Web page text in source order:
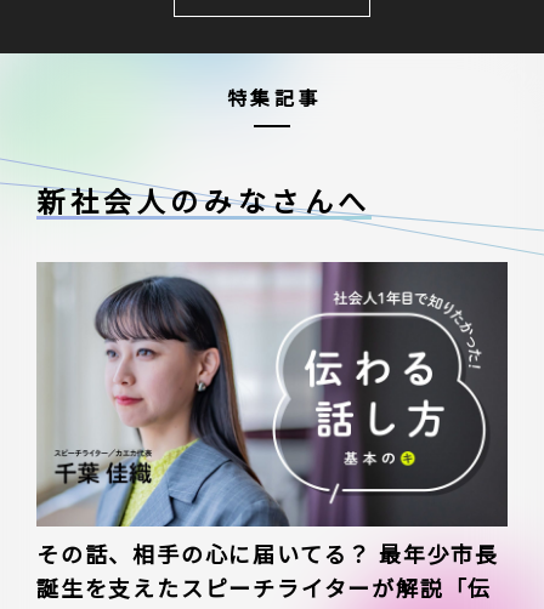
特集記事
新社会人のみなさんへ
その話、相手の心に届いてる？ 最年少市長
誕生を支えたスピーチライターが解説「伝